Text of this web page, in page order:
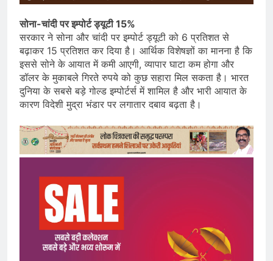
सोना-चांदी पर इम्पोर्ट ड्यूटी 15%
सरकार ने सोना और चांदी पर इम्पोर्ट ड्यूटी को 6 प्रतिशत से
बढ़ाकर 15 प्रतिशत कर दिया है। आर्थिक विशेषज्ञों का मानना है कि
इससे सोने के आयात में कमी आएगी, व्यापार घाटा कम होगा और
डॉलर के मुकाबले गिरते रुपये को कुछ सहारा मिल सकता है। भारत
दुनिया के सबसे बड़े गोल्ड इम्पोर्टर्स में शामिल है और भारी आयात के
कारण विदेशी मुद्रा भंडार पर लगातार दबाव बढ़ता है।